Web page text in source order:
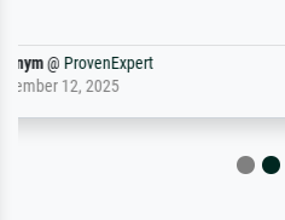
Reinhold,
April 22, 2026